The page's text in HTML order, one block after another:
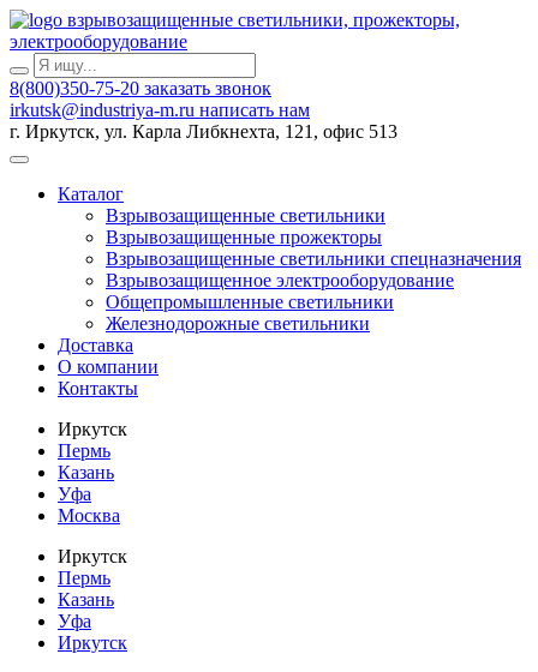
взрывозащищенные светильники, прожекторы,
электрооборудование
8(800)350-75-20 заказать звонок
irkutsk@industriya-m.ru написать нам
г. Иркутск, ул. Карла Либкнехта, 121, офис 513
Каталог
Взрывозащищенные светильники
Взрывозащищенные прожекторы
Взрывозащищенные светильники спецназначения
Взрывозащищенное электрооборудование
Общепромышленные светильники
Железнодорожные светильники
Доставка
О компании
Контакты
Иркутск
Пермь
Казань
Уфа
Москва
Иркутск
Пермь
Казань
Уфа
Иркутск